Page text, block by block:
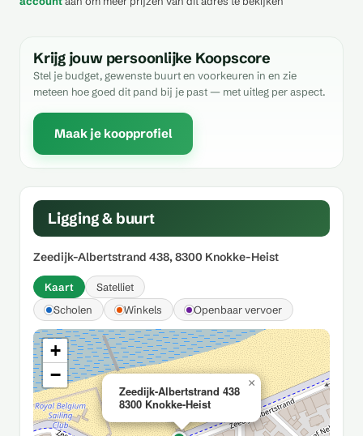
Krijg jouw persoonlijke Koopscore
Stel je budget, gewenste buurt en voorkeuren in en zie
meteen hoe goed dit pand bij je past — met uitleg per aspect.
Maak je koopprofiel
Ligging & buurt
Zeedijk-Albertstrand 438, 8300 Knokke-Heist
Kaart
Satelliet
Scholen
Winkels Openbaar vervoer
Zeedijk-Albertstrand 438
8300 Knokke-Heist
×
+
−